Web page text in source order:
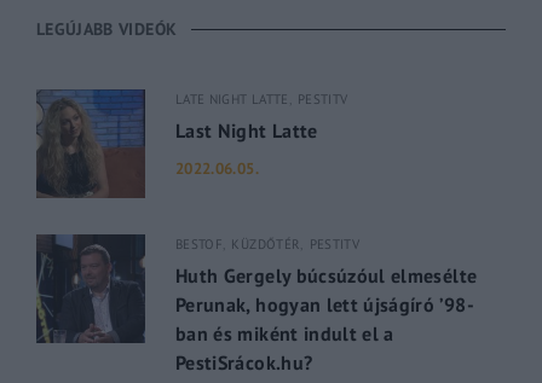
LEGÚJABB VIDEÓK
LATE NIGHT LATTE PESTITV
Last Night Latte
2022.06.05.
BESTOF KÜZDŐTÉR PESTITV
Huth Gergely búcsúzóul elmesélte
Perunak, hogyan lett újságíró ’98-
ban és miként indult el a
PestiSrácok.hu?